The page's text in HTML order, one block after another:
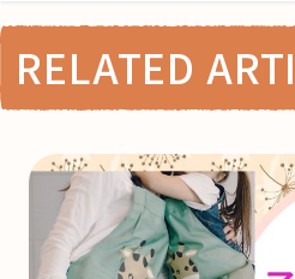
RELATED